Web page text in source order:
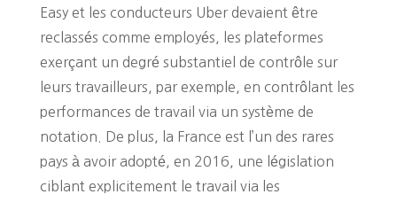
Easy et les conducteurs Uber devaient être
reclassés comme employés, les plateformes
exerçant un degré substantiel de contrôle sur
leurs travailleurs, par exemple, en contrôlant les
performances de travail via un système de
notation. De plus, la France est l’un des rares
pays à avoir adopté, en 2016, une législation
ciblant explicitement le travail via les